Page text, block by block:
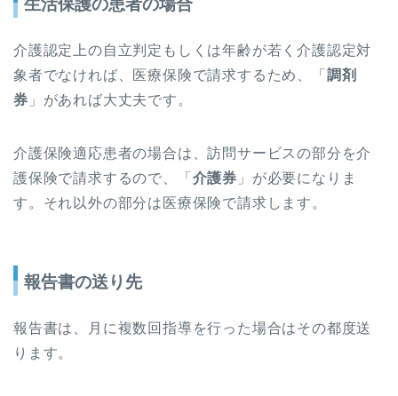
介護認定上の自立判定もしくは年齢が若く介護認定対
象者でなければ、医療保険で請求するため、「調剤
券 」があれば大丈夫です。
介護保険適応患者の場合は、訪問サービスの部分を介
護保険で請求するので、「介護券 」が必要になりま
す。それ以外の部分は医療保険で請求します。
報告書の送り先
報告書は、月に複数回指導を行った場合はその都度送
ります。